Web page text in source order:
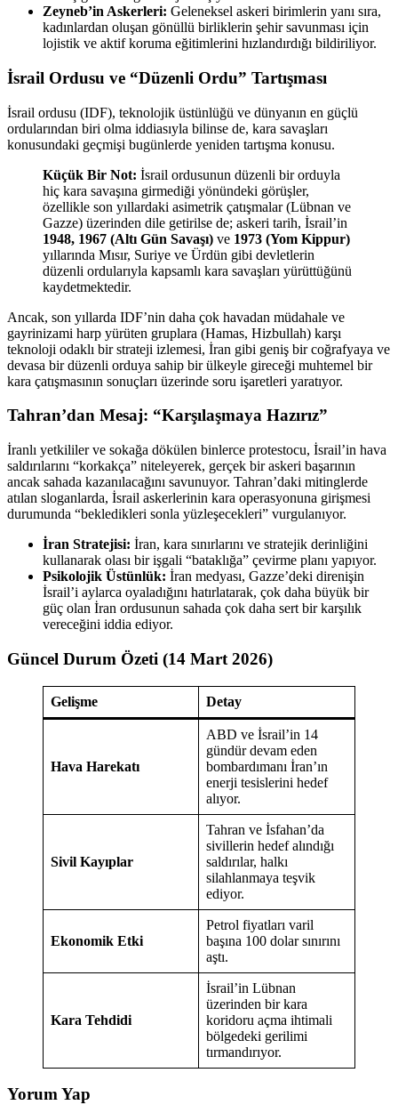
Zeyneb’in Askerleri: Geleneksel askeri birimlerin yanı sıra,
kadınlardan oluşan gönüllü birliklerin şehir savunması için
lojistik ve aktif koruma eğitimlerini hızlandırdığı bildiriliyor.
İsrail Ordusu ve “Düzenli Ordu” Tartışması
İsrail ordusu (IDF), teknolojik üstünlüğü ve dünyanın en güçlü
ordularından biri olma iddiasıyla bilinse de, kara savaşları
konusundaki geçmişi bugünlerde yeniden tartışma konusu.
Küçük Bir Not: İsrail ordusunun düzenli bir orduyla
hiç kara savaşına girmediği yönündeki görüşler,
özellikle son yıllardaki asimetrik çatışmalar (Lübnan ve
Gazze) üzerinden dile getirilse de; askeri tarih, İsrail’in
1948, 1967 (Altı Gün Savaşı) ve 1973 (Yom Kippur)
yıllarında Mısır, Suriye ve Ürdün gibi devletlerin
düzenli ordularıyla kapsamlı kara savaşları yürüttüğünü
kaydetmektedir.
Ancak, son yıllarda IDF’nin daha çok havadan müdahale ve
gayrinizami harp yürüten gruplara (Hamas, Hizbullah) karşı
teknoloji odaklı bir strateji izlemesi, İran gibi geniş bir coğrafyaya ve
devasa bir düzenli orduya sahip bir ülkeyle gireceği muhtemel bir
kara çatışmasının sonuçları üzerinde soru işaretleri yaratıyor.
Tahran’dan Mesaj: “Karşılaşmaya Hazırız”
İranlı yetkililer ve sokağa dökülen binlerce protestocu, İsrail’in hava
saldırılarını “korkakça” niteleyerek, gerçek bir askeri başarının
ancak sahada kazanılacağını savunuyor. Tahran’daki mitinglerde
atılan sloganlarda, İsrail askerlerinin kara operasyonuna girişmesi
durumunda “bekledikleri sonla yüzleşecekleri” vurgulanıyor.
İran Stratejisi: İran, kara sınırlarını ve stratejik derinliğini
kullanarak olası bir işgali “bataklığa” çevirme planı yapıyor.
Psikolojik Üstünlük: İran medyası, Gazze’deki direnişin
İsrail’i aylarca oyaladığını hatırlatarak, çok daha büyük bir
güç olan İran ordusunun sahada çok daha sert bir karşılık
vereceğini iddia ediyor.
Güncel Durum Özeti (14 Mart 2026)
Gelişme Detay
Hava Harekatı
ABD ve İsrail’in 14
gündür devam eden
bombardımanı İran’ın
enerji tesislerini hedef
alıyor.
Sivil Kayıplar
Tahran ve İsfahan’da
sivillerin hedef alındığı
saldırılar, halkı
silahlanmaya teşvik
ediyor.
Ekonomik Etki
Petrol fiyatları varil
başına 100 dolar sınırını
aştı.
Kara Tehdidi
İsrail’in Lübnan
üzerinden bir kara
koridoru açma ihtimali
bölgedeki gerilimi
tırmandırıyor.
Yorum Yap